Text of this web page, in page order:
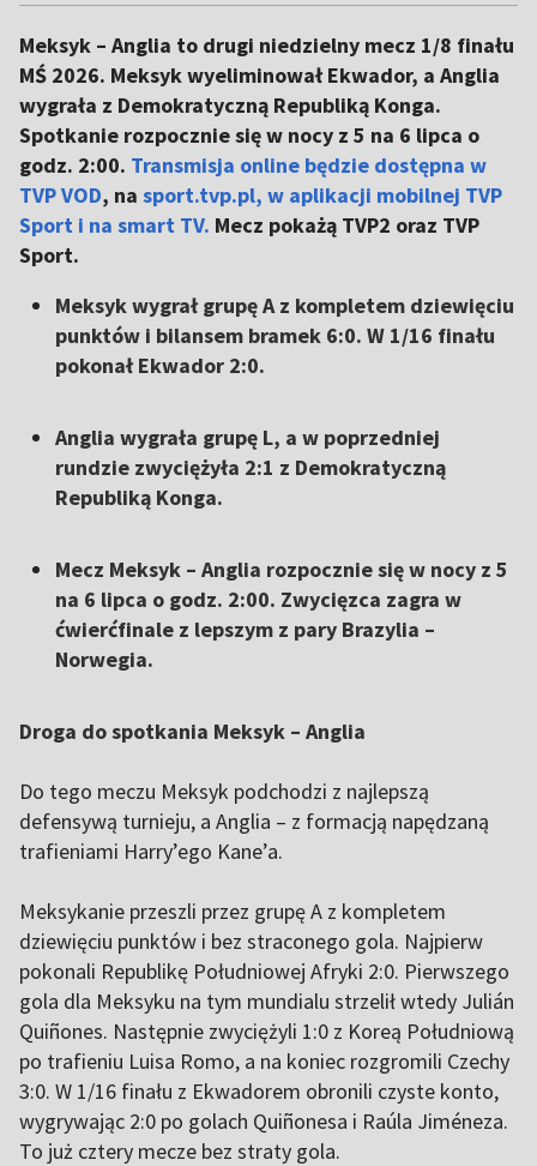
Meksyk – Anglia to drugi niedzielny mecz 1/8 finału
MŚ 2026. Meksyk wyeliminował Ekwador, a Anglia
wygrała z Demokratyczną Republiką Konga.
Spotkanie rozpocznie się w nocy z 5 na 6 lipca o
godz. 2:00. Transmisja online będzie dostępna w
TVP VOD, na sport.tvp.pl, w aplikacji mobilnej TVP
Sport i na smart TV. Mecz pokażą TVP2 oraz TVP
Sport.
Meksyk wygrał grupę A z kompletem dziewięciu
punktów i bilansem bramek 6:0. W 1/16 finału
pokonał Ekwador 2:0.
Anglia wygrała grupę L, a w poprzedniej
rundzie zwyciężyła 2:1 z Demokratyczną
Republiką Konga.
Mecz Meksyk – Anglia rozpocznie się w nocy z 5
na 6 lipca o godz. 2:00. Zwycięzca zagra w
ćwierćfinale z lepszym z pary Brazylia –
Norwegia.
Droga do spotkania Meksyk – Anglia
Do tego meczu Meksyk podchodzi z najlepszą
defensywą turnieju, a Anglia – z formacją napędzaną
trafieniami Harry’ego Kane’a.
Meksykanie przeszli przez grupę A z kompletem
dziewięciu punktów i bez straconego gola. Najpierw
pokonali Republikę Południowej Afryki 2:0. Pierwszego
gola dla Meksyku na tym mundialu strzelił wtedy Julián
Quiñones. Następnie zwyciężyli 1:0 z Koreą Południową
po trafieniu Luisa Romo, a na koniec rozgromili Czechy
3:0. W 1/16 finału z Ekwadorem obronili czyste konto,
wygrywając 2:0 po golach Quiñonesa i Raúla Jiméneza.
To już cztery mecze bez straty gola.